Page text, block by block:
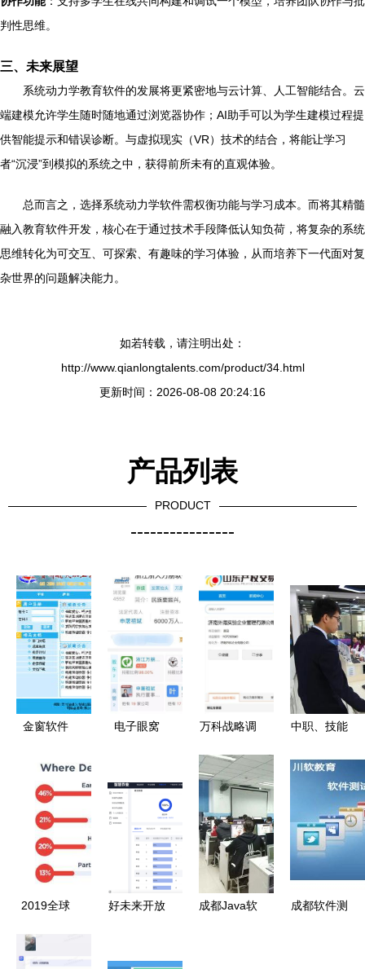
判性思维。
三、未来展望
系统动力学教育软件的发展将更紧密地与云计算、人工智能结合。云
端建模允许学生随时随地通过浏览器协作；AI助手可以为学生建模过程提
供智能提示和错误诊断。与虚拟现实（VR）技术的结合，将能让学习
者“沉浸”到模拟的系统之中，获得前所未有的直观体验。
总而言之，选择系统动力学软件需权衡功能与学习成本。而将其精髓
融入教育软件开发，核心在于通过技术手段降低认知负荷，将复杂的系统
思维转化为可交互、可探索、有趣味的学习体验，从而培养下一代面对复
杂世界的问题解决能力。
如若转载，请注明出处：
http://www.qianlongtalents.com/product/34.html
更新时间：2026-08-08 20:24:16
产品列表
PRODUCT
----------------
金窗软件
育管理软件
的先行者
电子眼窝
教育信任
万科战略调
让济南外海
实验学校
100%股
权，教育业
务重构信号
强烈
中职、技能
中毕业生考
多元出路
2019全球
报告 软件
好未来开放
成都Java软
成都软件测